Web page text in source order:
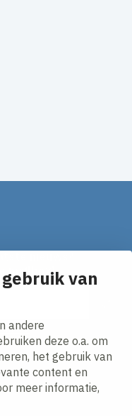
van
andere
deze o.a. om
het gebruik van
content en
meer informatie,
mailbox!